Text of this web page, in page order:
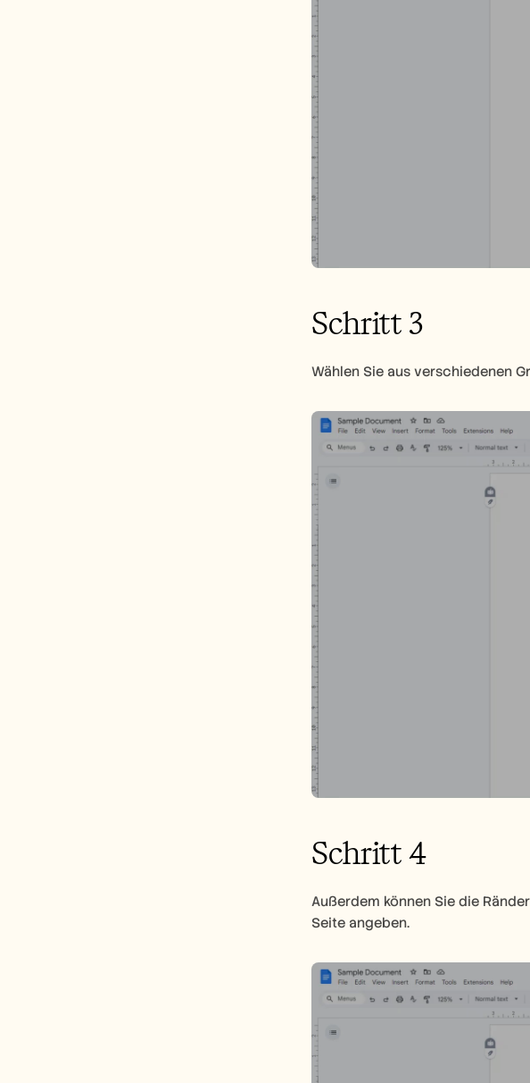
Schritt 3
Wählen Sie aus verschiedenen
Schritt 4
Außerdem können Sie die
Seite angeben.